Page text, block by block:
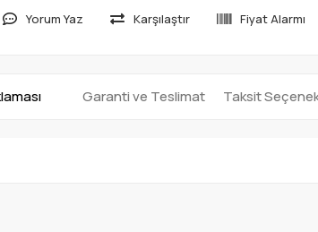
Yorum Yaz Karşılaştır Fiyat Alarmı
Garanti ve Teslimat Taksit